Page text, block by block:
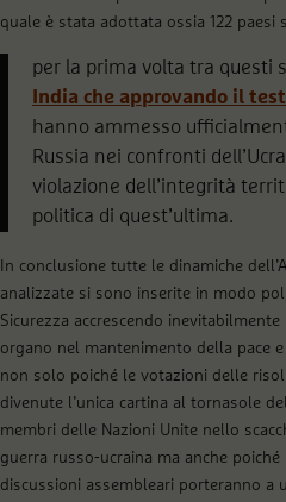
quale è stata adottata ossia 122 paesi
per la prima volta tra questi
India che approvando il
hanno ammesso
Russia nei confronti
violazione dell’integrità
politica di quest’ultima.
In conclusione tutte le dinamiche
analizzate si sono inserite in modo
Sicurezza accrescendo
organo nel mantenimento della pace
non solo poiché le votazioni delle
divenute l’unica cartina al tornasole
membri delle Nazioni Unite nello
guerra russo-ucraina ma anche
discussioni assembleari porteranno a